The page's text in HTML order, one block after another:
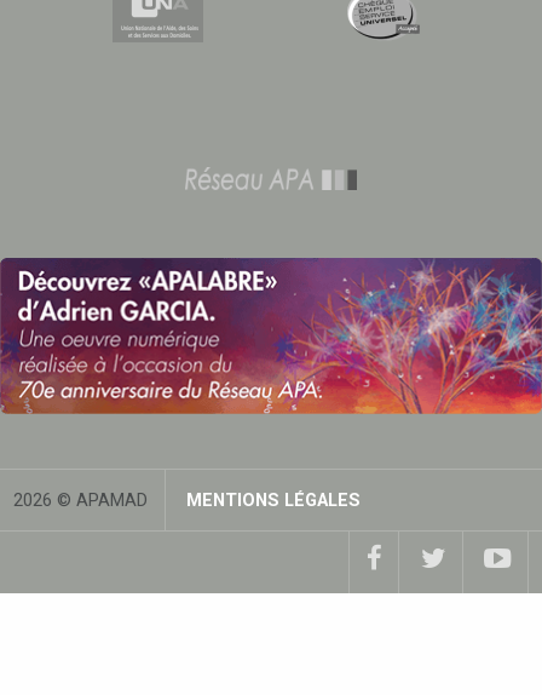
2026 © APAMAD MENTIONS LÉGALES